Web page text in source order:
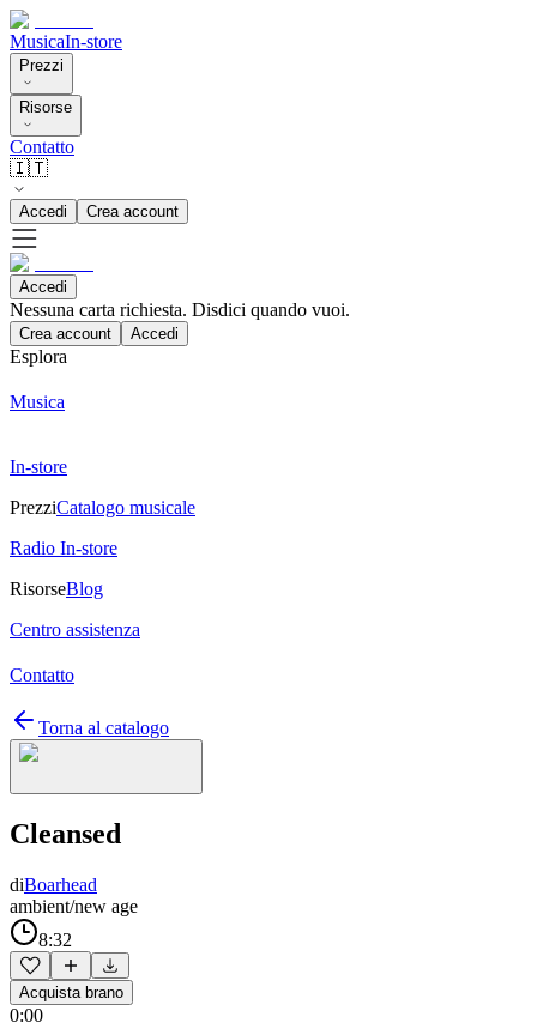
MusicaIn-store
Prezzi
Risorse
Contatto
🇮🇹
Accedi Crea account
Accedi
Nessuna carta richiesta. Disdici quando vuoi.
Crea account Accedi
Esplora
Musica
In-store
PrezziCatalogo musicale
Radio In-store
RisorseBlog
Centro assistenza
Contatto
Torna al catalogo
Cleansed
diBoarhead
ambient/new age
8:32
Acquista brano
0:00